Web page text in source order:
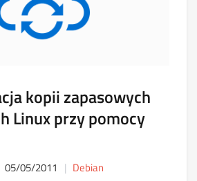
kopii zapasowych
Linux przy pomocy
05/05/2011 Debian